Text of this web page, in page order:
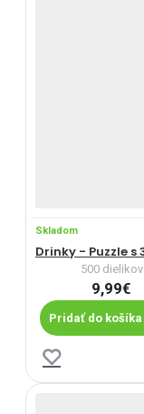
Skladom
500 dielikov
9,99€
Pridať do košíka